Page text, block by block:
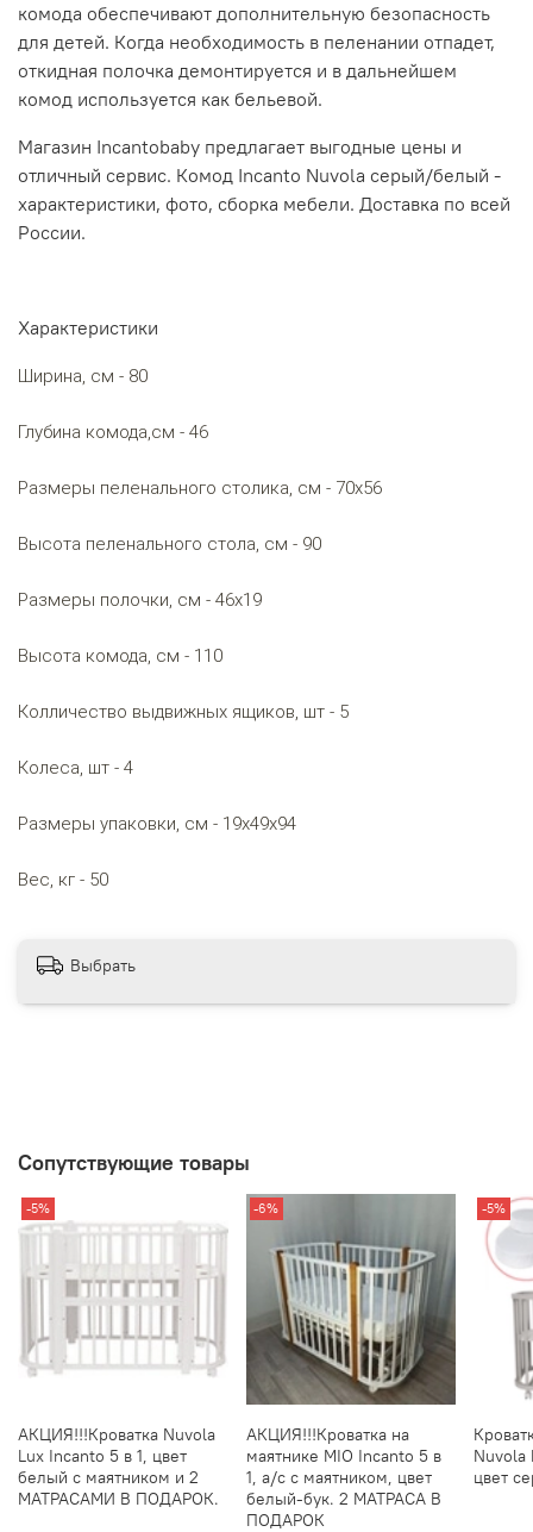
комода обеспечивают дополнительную безопасность
для детей. Когда необходимость в пеленании отпадет,
откидная полочка демонтируется и в дальнейшем
комод используется как бельевой.
Магазин Incantobaby предлагает выгодные цены и
отличный сервис. Комод Incanto Nuvola серый/белый -
характеристики, фото, сборка мебели. Доставка по всей
России.
Характеристики
Ширина, см - 80
Глубина комода,см - 46
Размеры пеленального столика, см - 70х56
Высота пеленального стола, см - 90
Размеры полочки, см - 46х19
Высота комода, см - 110
Колличество выдвижных ящиков, шт - 5
Колеса, шт - 4
Размеры упаковки, см - 19х49х94
Вес, кг - 50
Выбрать
Сопутствующие товары
-5%
АКЦИЯ!!!Кроватка Nuvola
Lux Incanto 5 в 1, цвет
белый с маятником и 2
МАТРАСАМИ В ПОДАРОК.
-6%
АКЦИЯ!!!Кроватка на
маятнике MIO Incanto 5 в
1, а/с с маятником, цвет
белый-бук. 2 МАТРАСА В
ПОДАРОК
-5%
Nuvola
цвет